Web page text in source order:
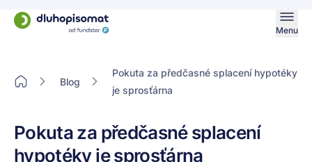
Menu
Blog
Pokuta za předčasné splacení hypotéky
je sprosťárna
Pokuta za předčasné splacení
hypotéky je sprosťárna